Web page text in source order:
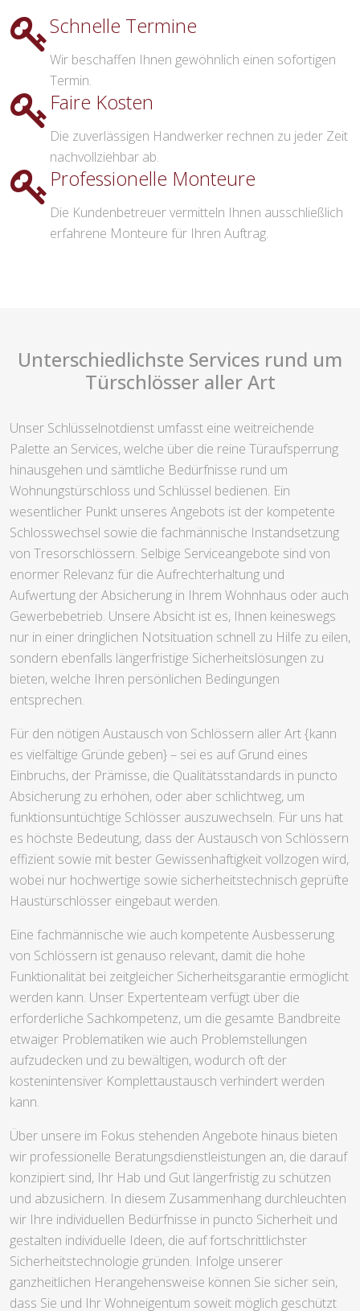
Schnelle Termine
Wir beschaffen Ihnen gewöhnlich einen sofortigen
Termin.
Faire Kosten
Die zuverlässigen Handwerker rechnen zu jeder Zeit
nachvollziehbar ab.
Professionelle Monteure
Die Kundenbetreuer vermitteln Ihnen ausschließlich
erfahrene Monteure für Ihren Auftrag.
Unterschiedlichste Services rund um
Türschlösser aller Art
Unser Schlüsselnotdienst umfasst eine weitreichende
Palette an Services, welche über die reine Türaufsperrung
hinausgehen und sämtliche Bedürfnisse rund um
Wohnungstürschloss und Schlüssel bedienen. Ein
wesentlicher Punkt unseres Angebots ist der kompetente
Schlosswechsel sowie die fachmännische Instandsetzung
von Tresorschlössern. Selbige Serviceangebote sind von
enormer Relevanz für die Aufrechterhaltung und
Aufwertung der Absicherung in Ihrem Wohnhaus oder auch
Gewerbebetrieb. Unsere Absicht ist es, Ihnen keineswegs
nur in einer dringlichen Notsituation schnell zu Hilfe zu eilen,
sondern ebenfalls längerfristige Sicherheitslösungen zu
bieten, welche Ihren persönlichen Bedingungen
entsprechen.
Für den nötigen Austausch von Schlössern aller Art {kann
es vielfältige Gründe geben} – sei es auf Grund eines
Einbruchs, der Prämisse, die Qualitätsstandards in puncto
Absicherung zu erhöhen, oder aber schlichtweg, um
funktionsuntüchtige Schlösser auszuwechseln. Für uns hat
es höchste Bedeutung, dass der Austausch von Schlössern
effizient sowie mit bester Gewissenhaftigkeit vollzogen wird,
wobei nur hochwertige sowie sicherheitstechnisch geprüfte
Haustürschlösser eingebaut werden.
Eine fachmännische wie auch kompetente Ausbesserung
von Schlössern ist genauso relevant, damit die hohe
Funktionalität bei zeitgleicher Sicherheitsgarantie ermöglicht
werden kann. Unser Expertenteam verfügt über die
erforderliche Sachkompetenz, um die gesamte Bandbreite
etwaiger Problematiken wie auch Problemstellungen
aufzudecken und zu bewältigen, wodurch oft der
kostenintensiver Komplettaustausch verhindert werden
kann.
Über unsere im Fokus stehenden Angebote hinaus bieten
wir professionelle Beratungsdienstleistungen an, die darauf
konzipiert sind, Ihr Hab und Gut längerfristig zu schützen
und abzusichern. In diesem Zusammenhang durchleuchten
wir Ihre individuellen Bedürfnisse in puncto Sicherheit und
gestalten individuelle Ideen, die auf fortschrittlichster
Sicherheitstechnologie gründen. Infolge unserer
ganzheitlichen Herangehensweise können Sie sicher sein,
dass Sie und Ihr Wohneigentum soweit möglich geschützt